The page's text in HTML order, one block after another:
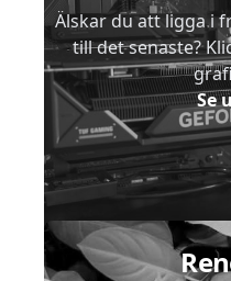
Älskar du att ligga i
till det senaste?
Se